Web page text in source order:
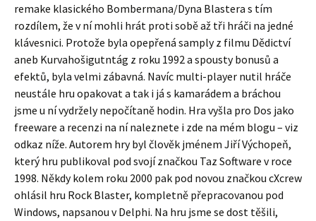
remake klasického Bombermana/Dyna Blastera s tím
rozdílem, že v ní mohli hrát proti sobě až tři hráči na jedné
klávesnici. Protože byla opepřená samply z filmu Dědictví
aneb Kurvahošigutntág z roku 1992 a spousty bonusů a
efektů, byla velmi zábavná. Navíc multi-player nutil hráče
neustále hru opakovat a tak i já s kamarádem a bráchou
jsme u ní vydržely nepočítaně hodin. Hra vyšla pro Dos jako
freeware a recenzi na ní naleznete i zde na mém blogu – viz
odkaz níže. Autorem hry byl člověk jménem Jiří Výchopeň,
který hru publikoval pod svojí značkou Taz Software v roce
1998. Někdy kolem roku 2000 pak pod novou značkou cXcrew
ohlásil hru Rock Blaster, kompletně přepracovanou pod
Windows, napsanou v Delphi. Na hru jsme se dost těšili,